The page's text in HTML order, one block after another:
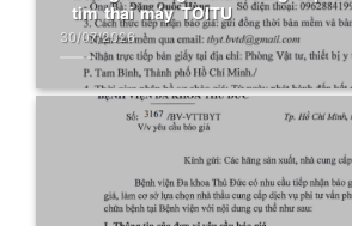
tim thai máy TOITU
30/07/2026